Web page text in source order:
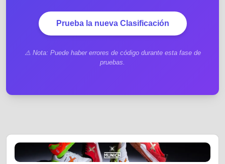
Prueba la nueva Clasificación
⚠️ Nota: Puede haber errores de código durante esta fase de
pruebas.